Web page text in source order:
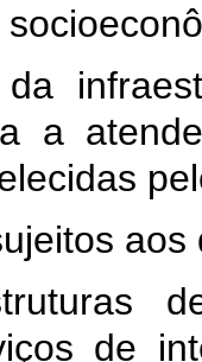
a
de